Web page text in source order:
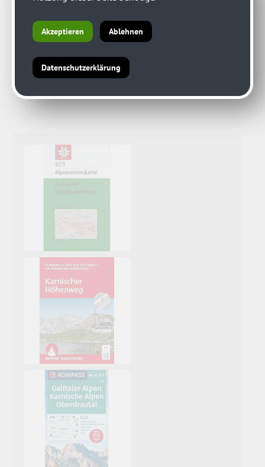
Akzeptieren Ablehnen
Datenschutzerklärung